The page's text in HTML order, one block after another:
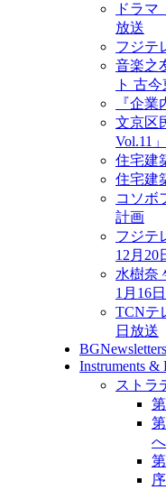
ドラマ
放送
フジテ
音楽之
ト 古
『企
文京区
Vol.11
住宅建
住宅建
コソボ
計画
フジテ
12月20
水樹奈
1月16日
TCNテ
日放送
BGNewsletters
Instruments
ストラ